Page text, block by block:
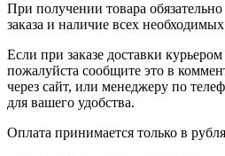
При получении товара
заказа и наличие всех
Если при заказе доставки
пожалуйста сообщите это в
через сайт, или менеджеру по
для вашего удобства.
Оплата принимается только в